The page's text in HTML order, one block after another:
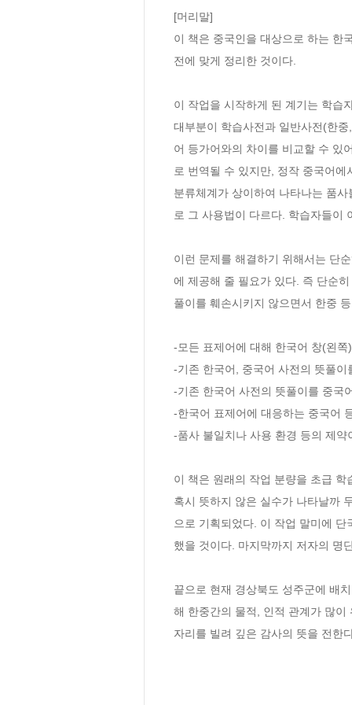
[머리말]
이 책은 중국인을 대상으로 하는 한
전에 맞게 정리한 것이다.
이 작업을 시작하게 된 계기는 학습
대부분이 학습사전과 일반사전(한
어 등가어와의 차이를 비교할 수 있
로 번역될 수 있지만, 정작 중국어에
분류체계가 상이하여 나타나는 품사
로 그 사용법이 다르다. 학습자들이
이런 문제를 해결하기 위해서는 단
에 제공해 줄 필요가 있다. 즉 단순
풀이를 훼손시키지 않으면서 한중
-모든 표제어에 대해 한국어 창(왼
-기존 한국어, 중국어 사전의 뜻풀
-기존 한국어 사전의 뜻풀이를 중국
-한국어 표제어에 대응하는 중국어
-품사 불일치나 사용 환경 등의 제
이 책은 원래의 작업 분량을 초급
혹시 뜻하지 않은 실수가 나타날까
으로 기획되었다. 이 작업 말미에
했을 것이다. 마지막까지 저자의 명
끝으로 현재 경상북도 성주군에 배
해 한중간의 물적, 인적 관계가 많
자리를 빌려 깊은 감사의 뜻을 전한